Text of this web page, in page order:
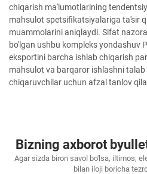
chiqarish ma'lumotlarining
mahsulot spetsifikatsiyalariga ta'sir
muammolarini aniqlaydi. Sifat
bo'lgan ushbu kompleks yondashuv
eksportini barcha ishlab chiqarish
mahsulot va barqaror ishlashni
chiqaruvchilar uchun afzal tanlov
Bizning axborot
Agar sizda biron savol bo'lsa, iltimos,
bilan iloji boricha